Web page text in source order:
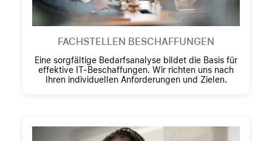
FACHSTELLEN BESCHAFFUNGEN
Eine sorgfältige Bedarfsanalyse bildet die Basis für
effektive IT-Beschaffungen. Wir richten uns nach
Ihren individuellen Anforderungen und Zielen.